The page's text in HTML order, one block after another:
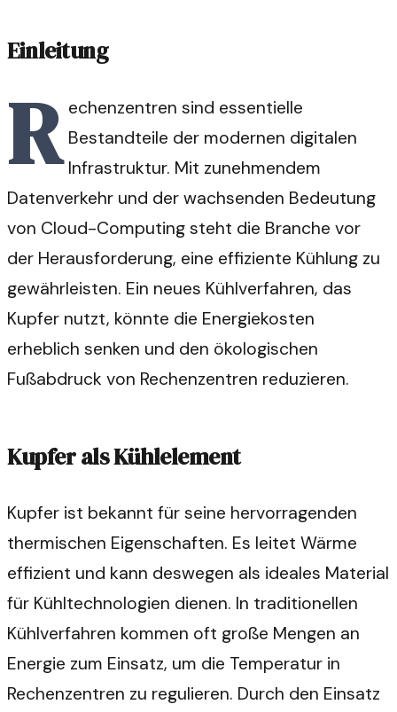
Einleitung
R echenzentren sind essentielle
Bestandteile der modernen digitalen
Infrastruktur. Mit zunehmendem
Datenverkehr und der wachsenden Bedeutung
von Cloud-Computing steht die Branche vor
der Herausforderung, eine effiziente Kühlung zu
gewährleisten. Ein neues Kühlverfahren, das
Kupfer nutzt, könnte die Energiekosten
erheblich senken und den ökologischen
Fußabdruck von Rechenzentren reduzieren.
Kupfer als Kühlelement
Kupfer ist bekannt für seine hervorragenden
thermischen Eigenschaften. Es leitet Wärme
effizient und kann deswegen als ideales Material
für Kühltechnologien dienen. In traditionellen
Kühlverfahren kommen oft große Mengen an
Energie zum Einsatz, um die Temperatur in
Rechenzentren zu regulieren. Durch den Einsatz